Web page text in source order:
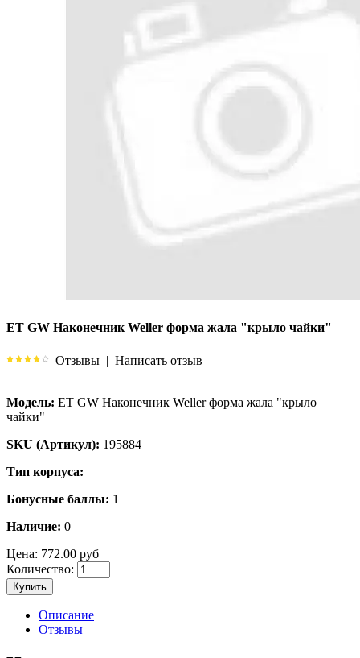
ET GW Наконечник Weller форма жала "крыло чайки"
Отзывы | Написать отзыв
Модель: ET GW Наконечник Weller форма жала "крыло
чайки"
SKU (Артикул): 195884
Тип корпуса:
Бонусные баллы: 1
Наличие: 0
Цена: 772.00 руб
Количество:
Купить
Описание
Отзывы